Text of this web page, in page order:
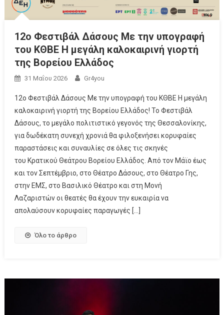
12ο Φεστιβάλ Δάσους Με την υπογραφή
του ΚΘΒΕ Η μεγάλη καλοκαιρινή γιορτή
της Βορείου Ελλάδος
31 Μαΐου 2026 Gr4you
12ο Φεστιβάλ Δάσους Με την υπογραφή του ΚΘΒΕ Η μεγάλη
καλοκαιρινή γιορτή της Βορείου Ελλάδος! To Φεστιβάλ
Δάσους, το μεγάλο πολιτιστικό γεγονός της Θεσσαλονίκης,
για δωδέκατη συνεχή χρονιά θα φιλοξενήσει κορυφαίες
παραστάσεις και συναυλίες σε όλες τις σκηνές
του Κρατικού Θεάτρου Βορείου Ελλάδος. Από τον Μάϊο έως
και τον Σεπτέμβριο, στο Θέατρο Δάσους, στο Θέατρο Γης,
στην ΕΜΣ, στο Βασιλικό Θέατρο και στη Μονή
Λαζαριστών οι θεατές θα έχουν την ευκαιρία να
απολαύσουν κορυφαίες παραγωγές […]
Όλο το άρθρο